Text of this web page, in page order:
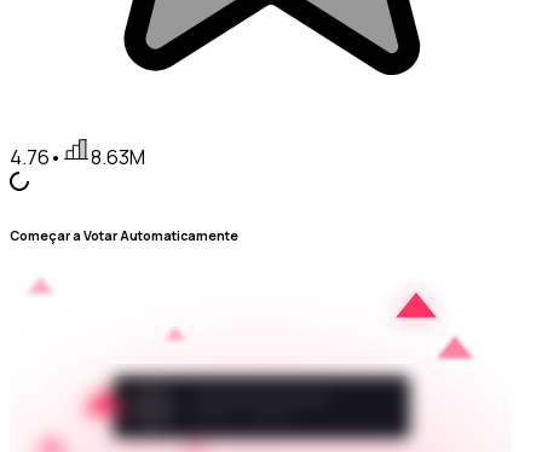
4.76• 8.63M
Começar a Votar Automaticamente